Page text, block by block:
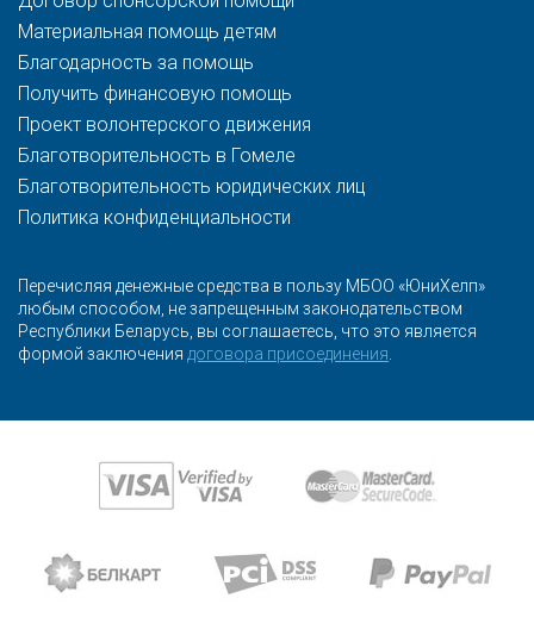
Материальная помощь детям
Благодарность за помощь
Получить финансовую помощь
Проект волонтерского движения
Благотворительность в Гомеле
Благотворительность юридических лиц
Политика конфиденциальности
Перечисляя денежные средства в пользу МБОО «ЮниХелп»
любым способом, не запрещенным законодательством
Республики Беларусь, вы соглашаетесь, что это является
формой заключения договора присоединения.